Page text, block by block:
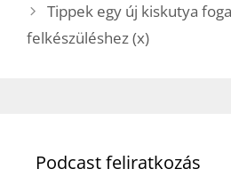
Tippek egy új kiskutya
felkészüléshez (x)
Podcast feliratkozás